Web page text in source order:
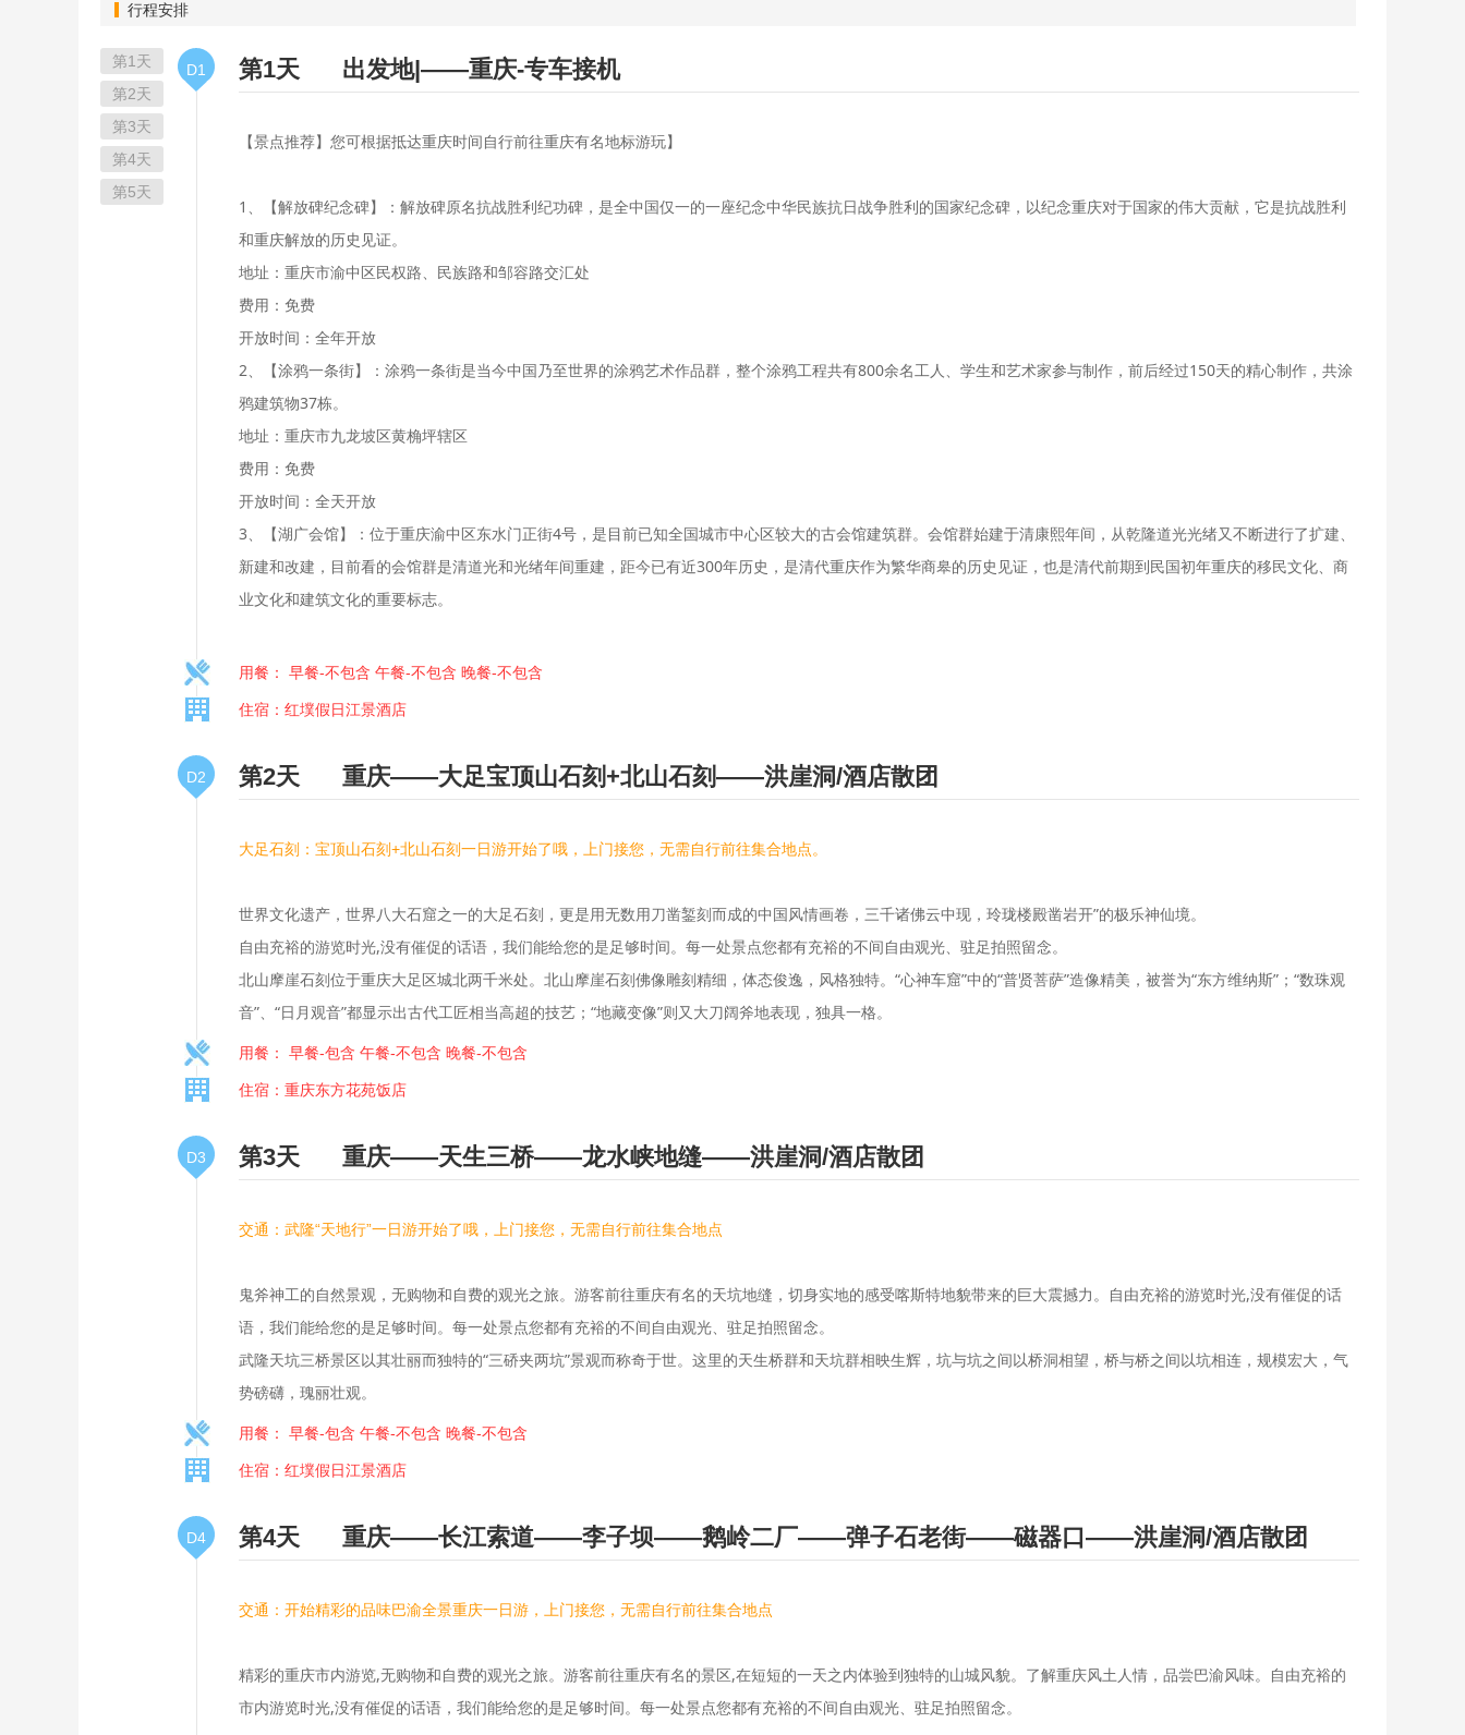
行程安排
第1天
第2天
第3天
第4天
第5天
D1 第1天 出发地|——重庆-专车接机
【景点推荐】您可根据抵达重庆时间自行前往重庆有名地标游玩】
1、【解放碑纪念碑】：解放碑原名抗战胜利纪功碑，是全中国仅一的一座纪念中华民族抗日战争胜利的国家纪念碑，以纪念重庆对于国家的伟大贡献，它是抗战胜利
和重庆解放的历史见证。
地址：重庆市渝中区民权路、民族路和邹容路交汇处
费用：免费
开放时间：全年开放
2、【涂鸦一条街】：涂鸦一条街是当今中国乃至世界的涂鸦艺术作品群，整个涂鸦工程共有800余名工人、学生和艺术家参与制作，前后经过150天的精心制作，共涂
鸦建筑物37栋。
地址：重庆市九龙坡区黄桷坪辖区
费用：免费
开放时间：全天开放
3、【湖广会馆】：位于重庆渝中区东水门正街4号，是目前已知全国城市中心区较大的古会馆建筑群。会馆群始建于清康熙年间，从乾隆道光光绪又不断进行了扩建、
新建和改建，目前看的会馆群是清道光和光绪年间重建，距今已有近300年历史，是清代重庆作为繁华商皋的历史见证，也是清代前期到民国初年重庆的移民文化、商
业文化和建筑文化的重要标志。
用餐： 早餐-不包含 午餐-不包含 晚餐-不包含
住宿：红墣假日江景酒店
D2 第2天 重庆——大足宝顶山石刻+北山石刻——洪崖洞/酒店散团
大足石刻：宝顶山石刻+北山石刻一日游开始了哦，上门接您，无需自行前往集合地点。
世界文化遗产，世界八大石窟之一的大足石刻，更是用无数用刀凿錾刻而成的中国风情画卷，三千诸佛云中现，玲珑楼殿凿岩开”的极乐神仙境。
自由充裕的游览时光,没有催促的话语，我们能给您的是足够时间。每一处景点您都有充裕的不间自由观光、驻足拍照留念。
北山摩崖石刻位于重庆大足区城北两千米处。北山摩崖石刻佛像雕刻精细，体态俊逸，风格独特。“心神车窟”中的“普贤菩萨”造像精美，被誉为“东方维纳斯”；“数珠观
音”、“日月观音”都显示出古代工匠相当高超的技艺；“地藏变像”则又大刀阔斧地表现，独具一格。
用餐： 早餐-包含 午餐-不包含 晚餐-不包含
住宿：重庆东方花苑饭店
D3 第3天 重庆——天生三桥——龙水峡地缝——洪崖洞/酒店散团
交通：武隆“天地行”一日游开始了哦，上门接您，无需自行前往集合地点
鬼斧神工的自然景观，无购物和自费的观光之旅。游客前往重庆有名的天坑地缝，切身实地的感受喀斯特地貌带来的巨大震撼力。自由充裕的游览时光,没有催促的话
语，我们能给您的是足够时间。每一处景点您都有充裕的不间自由观光、驻足拍照留念。
武隆天坑三桥景区以其壮丽而独特的“三硚夹两坑”景观而称奇于世。这里的天生桥群和天坑群相映生辉，坑与坑之间以桥洞相望，桥与桥之间以坑相连，规模宏大，气
势磅礴，瑰丽壮观。
用餐： 早餐-包含 午餐-不包含 晚餐-不包含
住宿：红墣假日江景酒店
D4 第4天 重庆——长江索道——李子坝——鹅岭二厂——弹子石老街——磁器口——洪崖洞/酒店散团
交通：开始精彩的品味巴渝全景重庆一日游，上门接您，无需自行前往集合地点
精彩的重庆市内游览,无购物和自费的观光之旅。游客前往重庆有名的景区,在短短的一天之内体验到独特的山城风貌。了解重庆风土人情，品尝巴渝风味。自由充裕的
市内游览时光,没有催促的话语，我们能给您的是足够时间。每一处景点您都有充裕的不间自由观光、驻足拍照留念。